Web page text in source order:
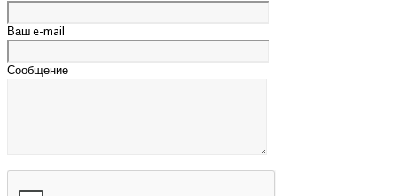
Ваш e-mail
Сообщение